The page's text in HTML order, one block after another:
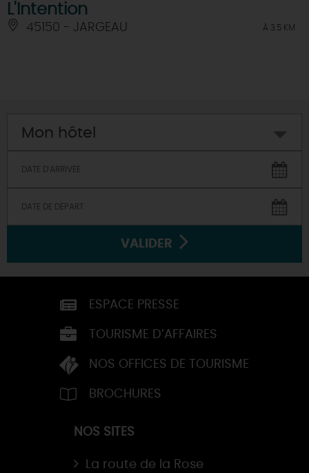
L'Intention
45150 - JARGEAU À 3.5 KM
Mon hôtel
VALIDER
ESPACE PRESSE
TOURISME D’AFFAIRES
NOS OFFICES DE TOURISME
BROCHURES
NOS SITES
La route de la Rose